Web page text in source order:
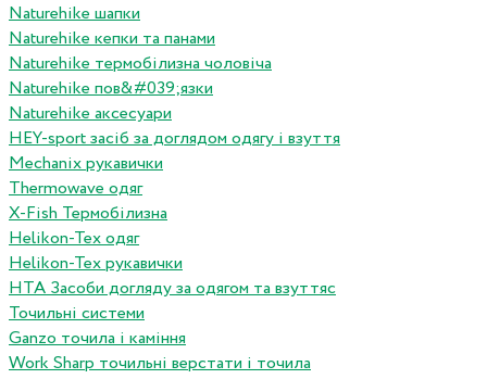
Naturehike шапки
Naturehike кепки та панами
Naturehike термобілизна чоловіча
Naturehike пов&#039;язки
Naturehike аксесуари
HEY-sport засіб за доглядом одягу і взуття
Mechanix рукавички
Thermowave одяг
X-Fish Термобілизна
Helikon-Tex одяг
Helikon-Tex рукавички
HTA Засоби догляду за одягом та взуттяс
Точильні системи
Ganzo точила і каміння
Work Sharp точильні верстати і точила